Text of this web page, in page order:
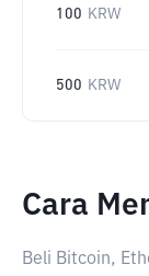
100 KRW
500 KRW
Cara
Beli Bitcoin,